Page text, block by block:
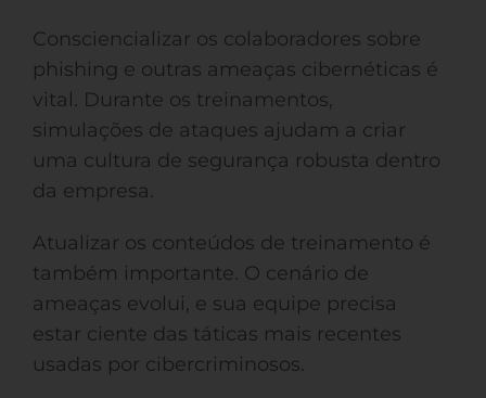
Consciencializar os colaboradores sobre
phishing e outras ameaças cibernéticas é
vital. Durante os treinamentos,
simulações de ataques ajudam a criar
uma cultura de segurança robusta dentro
da empresa.
Atualizar os conteúdos de treinamento é
também importante. O cenário de
ameaças evolui, e sua equipe precisa
estar ciente das táticas mais recentes
usadas por cibercriminosos.